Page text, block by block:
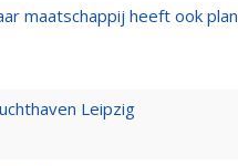
maatschappij heeft ook plan
Leipzig